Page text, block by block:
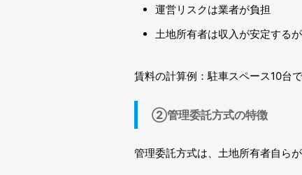
運営リスクは業者が負担
土地所有者は収入が安定する
賃料の計算例：駐車スペース10台
②管理委託方式の特徴
管理委託方式は、土地所有者自ら